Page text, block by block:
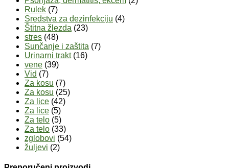
Rulek (7)
Sredstva za dezinfekciju (4)
Štitna žlezda (23)
stres (48)
Sunčanje i zaštita (7)
Urinarni trakt (16)
vene (39)
Vid (7)
Za kosu (7)
Za kosu (25)
Za lice (42)
Za lice (5)
Za telo (5)
Za telo (33)
zglobovi (54)
žuljevi (2)